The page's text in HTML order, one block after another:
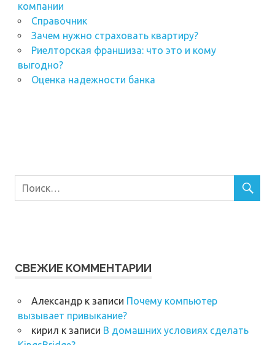
компании
Справочник
Зачем нужно страховать квартиру?
Риелторская франшиза: что это и кому
выгодно?
Оценка надежности банка
СВЕЖИЕ КОММЕНТАРИИ
Александрк записи Почему компьютер
вызывает привыкание?
кирил к записи В домашних условиях сделать